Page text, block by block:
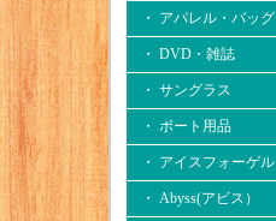
・ アパレル・バッグ
・ DVD・雑誌
・ サングラス
・ ボート用品
・ アイスフォーゲル
・ Abyss(アビス）